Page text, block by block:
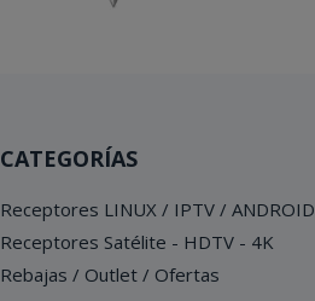
CATEGORÍAS
Receptores LINUX / IPTV / ANDROID
Receptores Satélite - HDTV - 4K
Rebajas / Outlet / Ofertas